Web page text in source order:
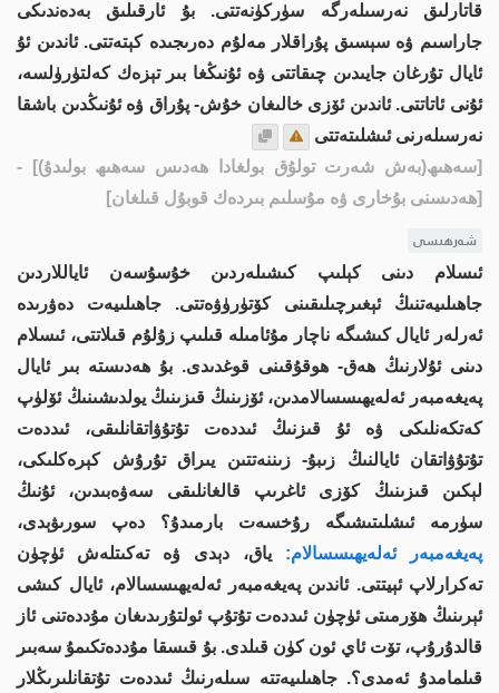
قاتارلىق نەرسىلەرگە سۈركۈنەتتى. بۇ ئارقىلىق بەدەندىكى
جاراسىم ۋە سېسىق پۇراقلار مەلۇم دەرىجىدە كېتەتتى. ئاندىن ئۇ
ئايال تۇرغان جايىدىن چىقاتتى ۋە ئۇنىڭغا بىر تېزەك كەلتۈرۈلسە،
ئۇنى ئاتاتتى. ئاندىن ئۆزى خالىغان خۇش- پۇراق ۋە ئۇنىڭدىن باشقا
نەرسىلەرنى ئىشلىتەتتى
[سەھىھ(بەش شەرت تولۇق بولغادا ھەدىس سەھىھ بولىدۇ)]
-
[ھەدىسنى بۇخارى ۋە مۇسلىم بىردەك قوبۇل قىلغان]
شەرھىسى
ئىسلام دىنى كېلىپ كىشىلەردىن خۇسۇسەن ئاياللاردىن
جاھىلىيەتنىڭ ئېغىرچىلىقىنى كۆتۈرۈۋەتتى. جاھىلىيەت دەۋرىدە
ئەرلەر ئايال كىشىگە ناچار مۇئامىلە قىلىپ زۇلۇم قىلاتتى، ئىسلام
دىنى ئۇلارنىڭ ھەق- ھوقۇقىنى قوغدىدى. بۇ ھەدىستە بىر ئايال
پەيغەمبەر ئەلەيھىسسالامدىن، ئۆزىنىڭ قىزىنىڭ يولدىشىنىڭ ئۆلۈپ
كەتكەنلىكى ۋە ئۇ قىزنىڭ ئىددەت تۇتۇۋاتقانلىقى، ئىددەت
تۇتۇۋاتقان ئايالنىڭ زىبۇ- زىننەتتىن يىراق تۇرۇش كېرەكلىكى،
لېكىن قىزىنىڭ كۆزى ئاغرىپ قالغانلىقى سەۋەبىدىن، ئۇنىڭ
سۈرمە ئىشلىتىشىگە رۇخسەت بارمىدۇ؟ دەپ سورىۋېدى،
پەيغەمبەر ئەلەيھىسسالام: ياق، دېدى ۋە تەكىتلەش ئۈچۈن
تەكرارلاپ ئېيتتى. ئاندىن پەيغەمبەر ئەلەيھىسسالام، ئايال كىشى
ئېرىنىڭ ھۆرمىتى ئۈچۈن ئىددەت تۇتۇپ ئولتۇرىدىغان مۇددەتنى ئاز
قالدۇرۇپ، تۆت ئاي ئون كۈن قىلدى. بۇ قىسقا مۇددەتكىمۇ سەبىر
قىلمامدۇ ئەمدى؟. جاھىلىيەتتە سىلەرنىڭ ئىددەت تۇتقانلىرىڭلار